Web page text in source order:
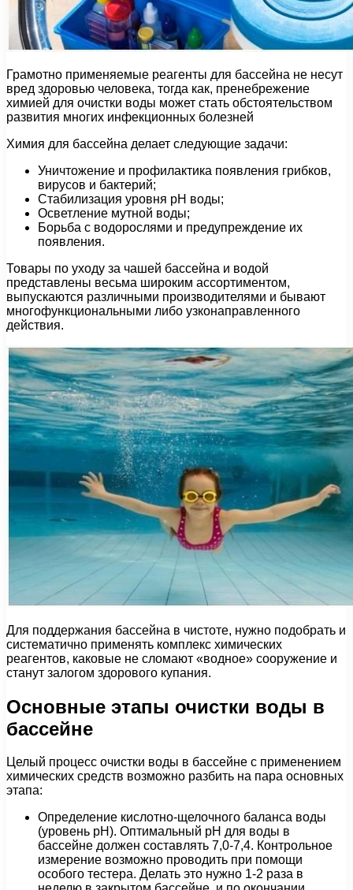
Грамотно применяемые реагенты для бассейна не несут
вред здоровью человека, тогда как, пренебрежение
химией для очистки воды может стать обстоятельством
развития многих инфекционных болезней
Химия для бассейна делает следующие задачи:
Уничтожение и профилактика появления грибков,
вирусов и бактерий;
Стабилизация уровня рН воды;
Осветление мутной воды;
Борьба с водорослями и предупреждение их
появления.
Товары по уходу за чашей бассейна и водой
представлены весьма широким ассортиментом,
выпускаются различными производителями и бывают
многофункциональными либо узконаправленного
действия.
Для поддержания бассейна в чистоте, нужно подобрать и
систематично применять комплекс химических
реагентов, каковые не сломают «водное» сооружение и
станут залогом здорового купания.
Основные этапы очистки воды в
бассейне
Целый процесс очистки воды в бассейне с применением
химических средств возможно разбить на пара основных
этапа:
Определение кислотно-щелочного баланса воды
(уровень рН). Оптимальный рН для воды в
бассейне должен составлять 7,0-7,4. Контрольное
измерение возможно проводить при помощи
особого тестера. Делать это нужно 1-2 раза в